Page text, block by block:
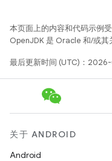
本页面上的内容和代码示例受
OpenJDK 是 Oracle 和/或其
最后更新时间 (UTC)：2026-
关于 ANDROID
Android